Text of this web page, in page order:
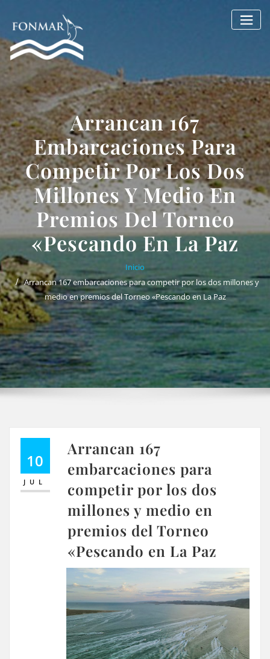
contenido
Arrancan 167
Embarcaciones Para
Competir Por Los Dos
Millones Y Medio En
Premios Del Torneo
«Pescando En La Paz
Inicio
Arrancan 167 embarcaciones para competir por los dos millones y
medio en premios del Torneo «Pescando en La Paz
10
JUL
Arrancan 167
embarcaciones para
competir por los dos
millones y medio en
premios del Torneo
«Pescando en La Paz